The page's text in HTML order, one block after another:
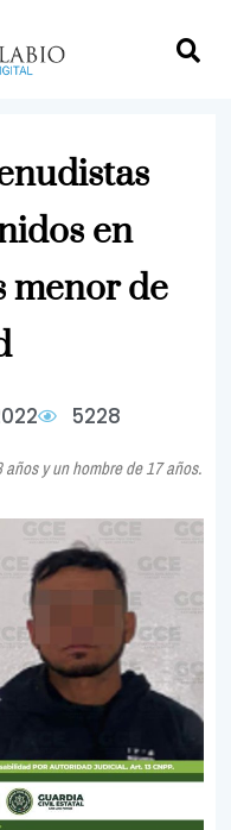
en
menor de
5228
y un hombre de 17 años.